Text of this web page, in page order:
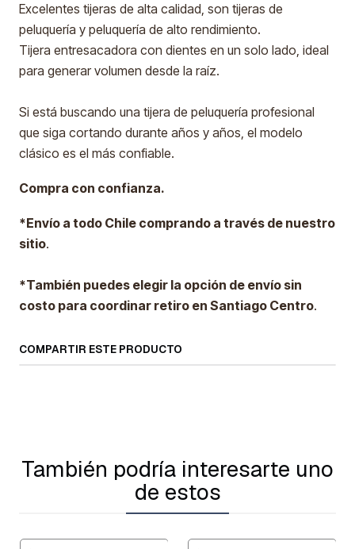
Excelentes tijeras de alta calidad, son tijeras de
peluquería y peluquería de alto rendimiento.
Tijera entresacadora con dientes en un solo lado, ideal
para generar volumen desde la raíz.
Si está buscando una tijera de peluquería profesional
que siga cortando durante años y años, el modelo
clásico es el más confiable.
Compra con confianza.
*Envío a todo Chile comprando a través de nuestro
sitio.
*También puedes elegir la opción de envío sin
costo para coordinar retiro en Santiago Centro.
COMPARTIR ESTE PRODUCTO
También podría interesarte uno
de estos